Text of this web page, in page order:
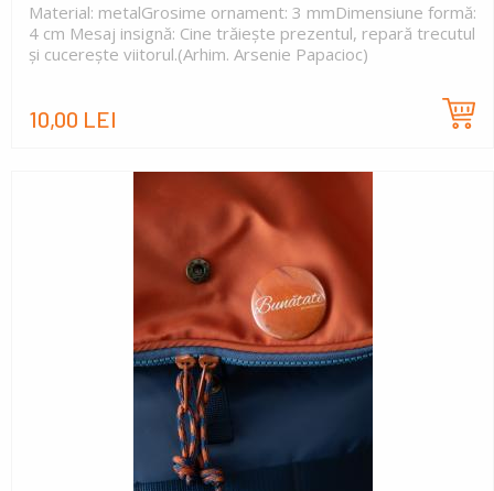
Material: metalGrosime ornament: 3 mmDimensiune formă:
4 cm Mesaj insignă: Cine trăiește prezentul, repară trecutul
și cucerește viitorul.(Arhim. Arsenie Papacioc)
10,00 LEI